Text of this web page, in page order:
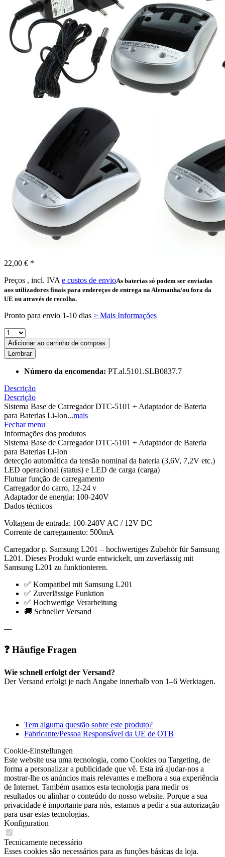
22,00 € *
Preços , incl. IVA e custos de envioAs baterias só podem ser enviadas
aos utilizadores finais para endereços de entrega na Alemanha/ou fora da
UE ou através de recolha.
Pronto para envio 1-10 dias > Mais Informações
Adicionar ao carrinho de compras
Lembrar
Número da encomenda: PT.al.5101.SLB0837.7
Descrição
Descrição
Sistema Base de Carregador DTC-5101 + Adaptador de Bateria
para Baterias Li-Ion...mais
Fechar menu
Informações dos produtos
Sistema Base de Carregador DTC-5101 + Adaptador de Bateria
para Baterias Li-Ion
detecção automática da tensão nominal da bateria (3,6V, 7,2V etc.)
LED operacional (status) e LED de carga (carga)
Flutuar função de carregamento
Carregador do carro, 12-24 v
Adaptador de energia: 100-240V
Dados técnicos
Voltagem de entrada: 100-240V AC / 12V DC
Corrente de carregamento: 500mA
Carregador p. Samsung L201 – hochwertiges Zubehör für Samsung
L201. Dieses Produkt wurde entwickelt, um zuverlässig mit
Samsung L201 zu funktionieren.
✅ Kompatibel mit Samsung L201
✅ Zuverlässige Funktion
✅ Hochwertige Verarbeitung
🚚 Schneller Versand
---
❓ Häufige Fragen
Wie schnell erfolgt der Versand?
Der Versand erfolgt je nach Angabe innerhalb von 1–6 Werktagen.
Tem alguma questão sobre este produto?
Fabricante/Pessoa Responsável da UE de OTB
Cookie-Einstellungen
Este website usa uma tecnologia, como Cookies ou Targeting, de
forma a personalizar a publicidade que vê. Esta irá ajudar-nos a
mostrar-lhe os anúncios mais relevantes e melhora a sua experiência
de Internet. Também usamos esta tecnologia para medir os
resultados ou alinhar o conteúdo do nosso website. Porque a sua
privacidade é importante para nós, estamos a pedir a sua autorização
para usar estas tecnologias.
Konfiguration
Tecnicamente necessário
Esses cookies são necessários para as funções básicas da loja.